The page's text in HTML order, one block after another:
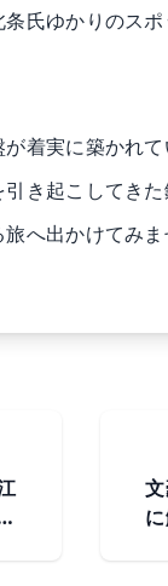
氏ゆかりのス
着実に築かれて
き起こしてきた
へ出かけてみま